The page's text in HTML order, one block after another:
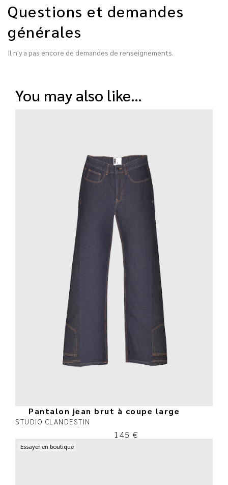
Questions et demandes
générales
Il n'y a pas encore de demandes de renseignements.
you may also like…
Pantalon jean brut à coupe large
STUDIO CLANDESTIN
145 €
Essayer en boutique